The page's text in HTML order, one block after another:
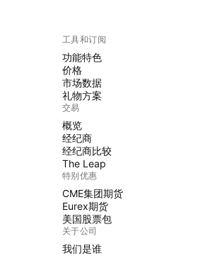
工具和订阅
功能特色
价格
市场数据
礼物方案
交易
概览
经纪商
经纪商比较
The Leap
特别优惠
CME集团期货
Eurex期货
美国股票包
关于公司
我们是谁